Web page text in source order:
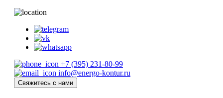
+7 (395) 231-80-99
info@energo-kontur.ru
Свяжитесь с нами